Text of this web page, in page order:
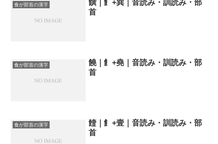
食が部首の漢字
饌｜飠+巽｜音読み・訓読み・部
首
食が部首の漢字
饒｜飠+堯｜音読み・訓読み・部
首
食が部首の漢字
饐｜飠+壹｜音読み・訓読み・部
首